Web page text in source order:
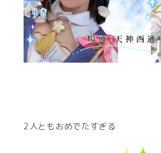
2人ともおめでたすぎる